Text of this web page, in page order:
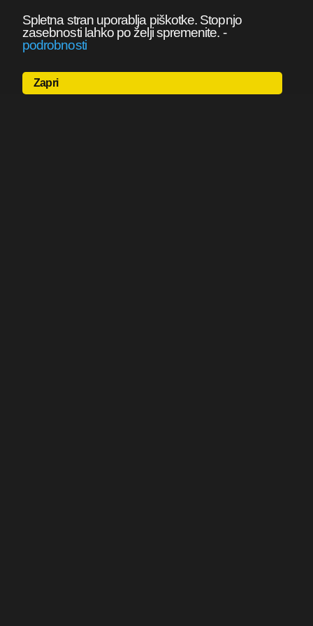
Spletna stran uporablja piškotke. Stopnjo
zasebnosti lahko po želji spremenite. -
podrobnosti
Zapri